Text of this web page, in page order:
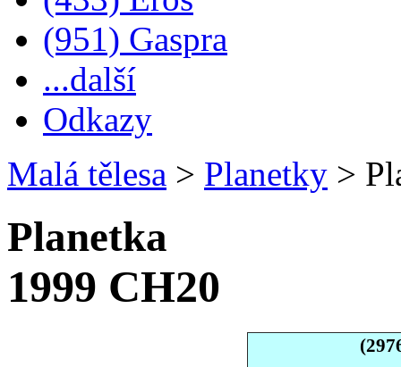
(951) Gaspra
...další
Odkazy
Malá tělesa > Planetky >
Planetka
1999 CH20